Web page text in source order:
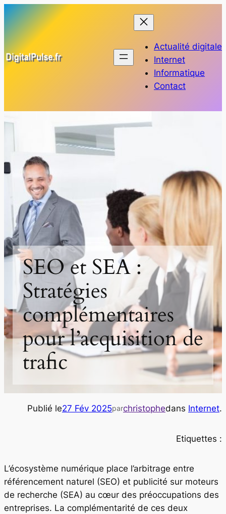
Actualité digitale
Internet
Informatique
Contact
SEO et SEA :
Stratégies
complémentaires
pour l’acquisition de
trafic
Publié le27 Fév 2025parchristophedans Internet.
Etiquettes :
L’écosystème numérique place l’arbitrage entre
référencement naturel (SEO) et publicité sur moteurs
de recherche (SEA) au cœur des préoccupations des
entreprises. La complémentarité de ces deux